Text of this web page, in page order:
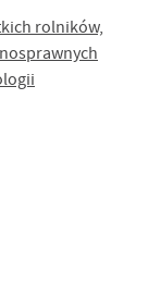
rolników,